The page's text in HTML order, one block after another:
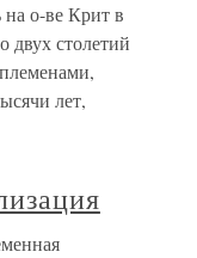
о-ве Крит в
двух столетий
лет,